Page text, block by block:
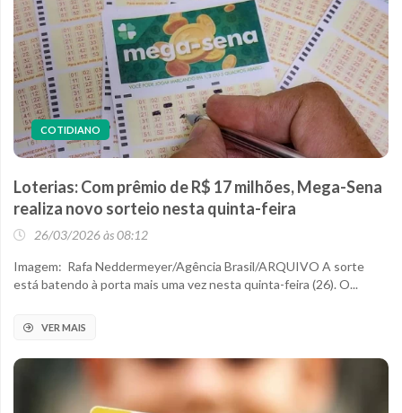
COTIDIANO
Loterias: Com prêmio de R$ 17 milhões, Mega-Sena
realiza novo sorteio nesta quinta-feira
26/03/2026 às 08:12
Imagem: Rafa Neddermeyer/Agência Brasil/ARQUIVO A sorte
está batendo à porta mais uma vez nesta quinta-feira (26). O...
VER MAIS